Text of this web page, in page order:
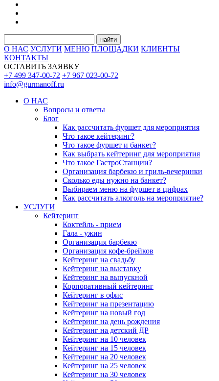
найти
О НАС УСЛУГИ МЕНЮ ПЛОЩАДКИ КЛИЕНТЫ
КОНТАКТЫ
ОСТАВИТЬ ЗАЯВКУ
+7 499 347-00-72 +7 967 023-00-72
info@gurmanoff.ru
О НАС
Вопросы и ответы
Блог
Как рассчитать фуршет для мероприятия
Что такое кейтеринг?
Что такое фуршет и банкет?
Как выбрать кейтеринг для мероприятия
Что такое ГастроСтанции?
Организация барбекю и гриль-вечеринки
Сколько еды нужно на банкет?
Выбираем меню на фуршет в цифрах
Как рассчитать алкоголь на мероприятие?
УСЛУГИ
Кейтеринг
Коктейль - прием
Гала - ужин
Организация барбекю
Организация кофе-брейков
Кейтеринг на свадьбу
Кейтеринг на выставку
Кейтеринг на выпускной
Корпоративный кейтеринг
Кейтеринг в офис
Кейтеринг на презентацию
Кейтеринг на новый год
Кейтеринг на день рождения
Кейтеринг на детский ДР
Кейтеринг на 10 человек
Кейтеринг на 15 человек
Кейтеринг на 20 человек
Кейтеринг на 25 человек
Кейтеринг на 30 человек